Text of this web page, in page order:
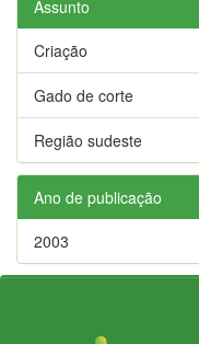
Assunto
Criação
Gado de corte
Região sudeste
Ano de publicação
2003